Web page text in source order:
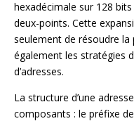
hexadécimale sur 128
deux-points. Cette
seulement de résoudre la
également les stratégies
d’adresses.
La structure d’une
composants : le préfixe